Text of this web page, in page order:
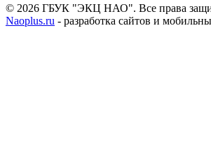
© 2026 ГБУК "ЭКЦ НАО". Все права
Naoplus.ru - разработка сайтов и